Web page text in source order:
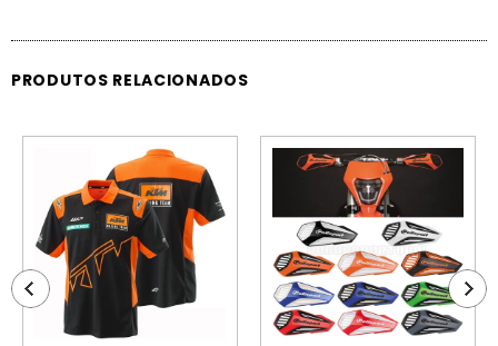
PRODUTOS RELACIONADOS
PROMOÇÃO PROMOÇÃO